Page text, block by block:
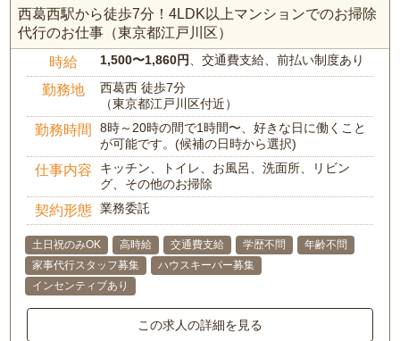
西葛西駅から徒歩7分！4LDK以上マンションでのお掃除
代行のお仕事（東京都江戸川区）
時給 1,500〜1,860円、交通費支給、前払い制度あり
勤務地
西葛西 徒歩7分
（東京都江戸川区付近）
勤務時間
8時～20時の間で1時間〜、好きな日に働くこと
が可能です。(候補の日時から選択)
仕事内容
キッチン、トイレ、お風呂、洗面所、リビン
グ、その他のお掃除
契約形態 業務委託
土日祝のみOK 高時給 交通費支給 学歴不問
年齢不問
家事代行スタッフ募集
ハウスキーパー募集
インセンティブあり
この求人の詳細を見る